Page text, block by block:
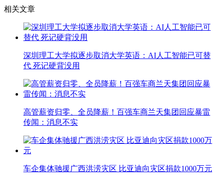
相关文章
深圳理工大学拟逐步取消大学英语：AI人工智能已可替
代 死记硬背没用
高管薪资归零、全员降薪！百强车商兰天集团回应暴雷
传闻：消息不实
车企集体驰援广西洪涝灾区 比亚迪向灾区捐款1000万元